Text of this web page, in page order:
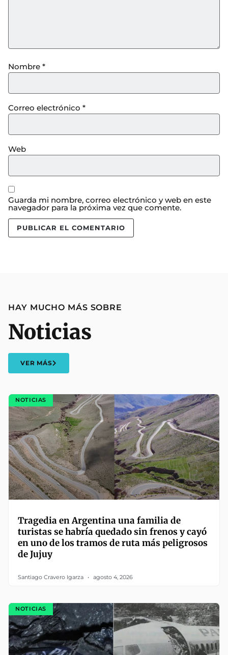
Nombre *
Correo electrónico *
Web
Guarda mi nombre, correo electrónico y web en este
navegador para la próxima vez que comente.
HAY MUCHO MÁS SOBRE
Noticias
VER MÁS
NOTICIAS
Tragedia en Argentina una familia de
turistas se habría quedado sin frenos y cayó
en uno de los tramos de ruta más peligrosos
de Jujuy
Santiago Cravero Igarza agosto 4, 2026
NOTICIAS